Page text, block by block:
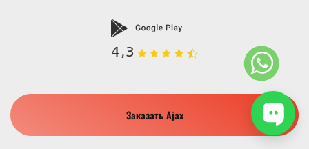
Заказать Ajax